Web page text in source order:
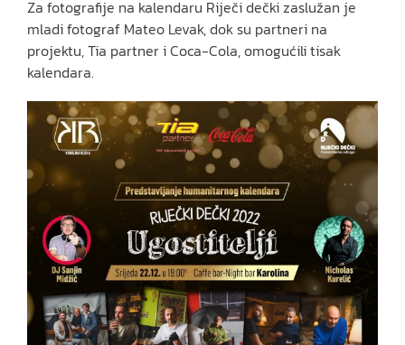
Za fotografije na kalendaru Riječi dečki zaslužan je
mladi fotograf Mateo Levak, dok su partneri na
projektu, Tia partner i Coca-Cola, omogućili tisak
kalendara.